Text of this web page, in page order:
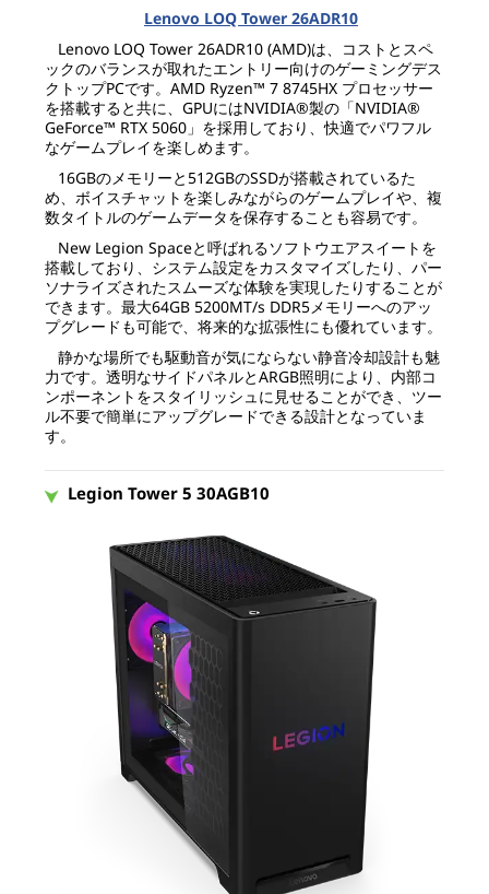
Lenovo LOQ Tower 26ADR10
Lenovo LOQ Tower 26ADR10 (AMD)は、コストとスペ
ックのバランスが取れたエントリー向けのゲーミングデス
クトップPCです。AMD Ryzen™ 7 8745HX プロセッサー
を搭載すると共に、GPUにはNVIDIA®製の「NVIDIA®
GeForce™ RTX 5060」を採用しており、快適でパワフル
なゲームプレイを楽しめます。
16GBのメモリーと512GBのSSDが搭載されているた
め、ボイスチャットを楽しみながらのゲームプレイや、複
数タイトルのゲームデータを保存することも容易です。
New Legion Spaceと呼ばれるソフトウエアスイートを
搭載しており、システム設定をカスタマイズしたり、パー
ソナライズされたスムーズな体験を実現したりすることが
できます。最大64GB 5200MT/s DDR5メモリーへのアッ
プグレードも可能で、将来的な拡張性にも優れています。
静かな場所でも駆動音が気にならない静音冷却設計も魅
力です。透明なサイドパネルとARGB照明により、内部コ
ンポーネントをスタイリッシュに見せることができ、ツー
ル不要で簡単にアップグレードできる設計となっていま
す。
Legion Tower 5 30AGB10